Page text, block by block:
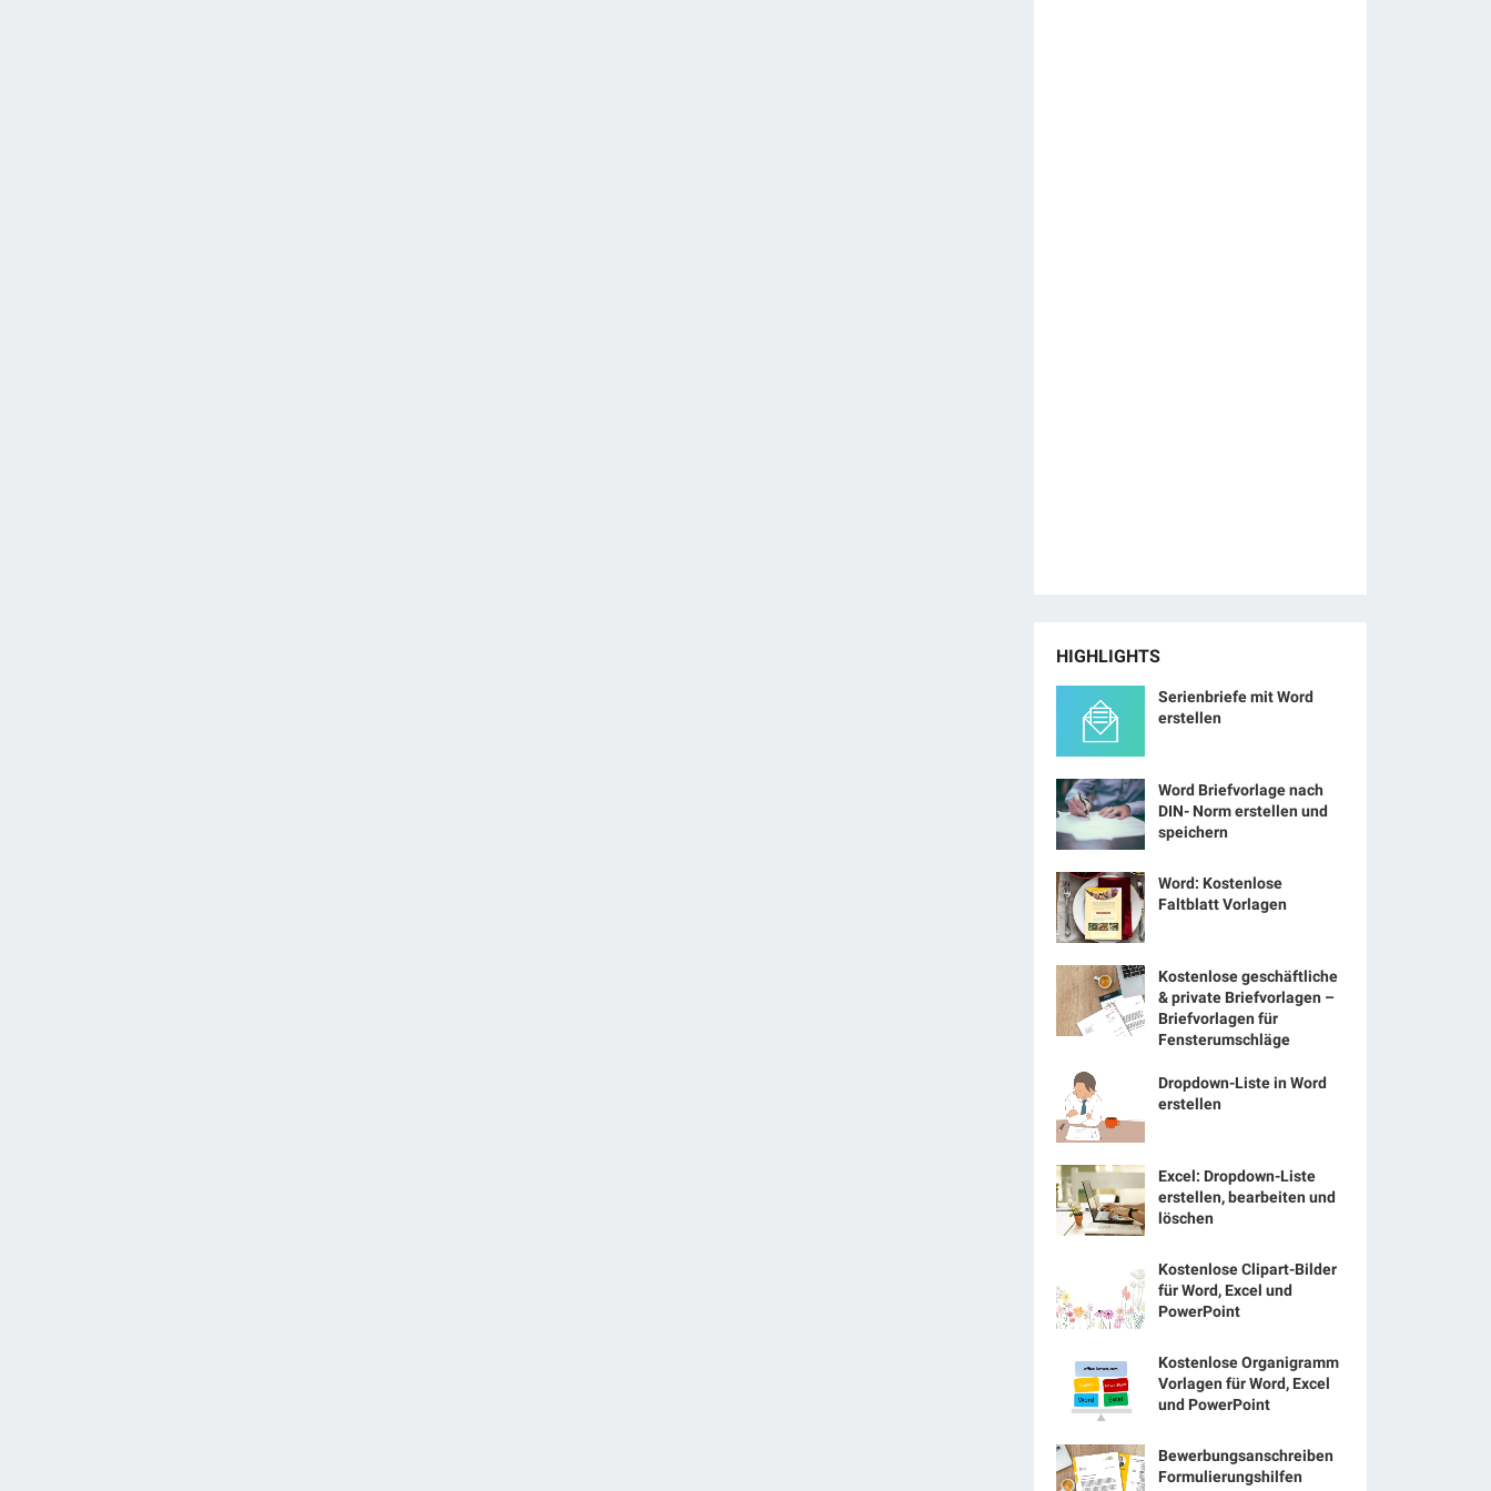
HIGHLIGHTS
Serienbriefe mit Word
erstellen
Word Briefvorlage nach
DIN- Norm erstellen und
speichern
Word: Kostenlose
Faltblatt Vorlagen
Kostenlose geschäftliche
& private Briefvorlagen –
Briefvorlagen für
Fensterumschläge
Dropdown-Liste in Word
erstellen
Excel: Dropdown-Liste
erstellen, bearbeiten und
löschen
Kostenlose Clipart-Bilder
für Word, Excel und
PowerPoint
Kostenlose Organigramm
Vorlagen für Word, Excel
und PowerPoint
Bewerbungsanschreiben
Formulierungshilfen